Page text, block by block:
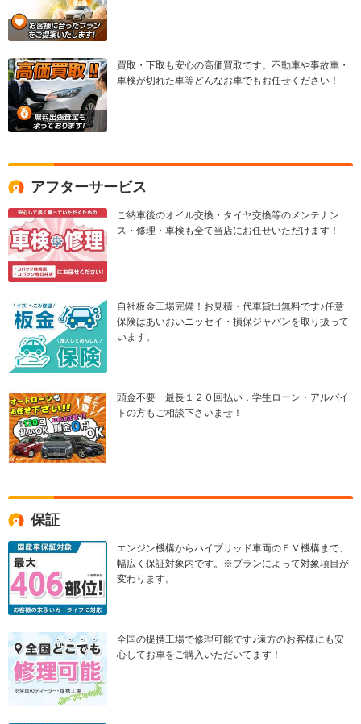
買取・下取も安心の高価買取です。不動車や事故車・
車検が切れた車等どんなお車でもお任せください！
アフターサービス
ご納車後のオイル交換・タイヤ交換等のメンテナン
ス・修理・車検も全て当店にお任せいただけます！
自社板金工場完備！お見積・代車貸出無料です♪任意
保険はあいおいニッセイ・損保ジャパンを取り扱って
います。
頭金不要 最長１２０回払い．学生ローン・アルバイ
トの方もご相談下さいませ！
保証
エンジン機構からハイブリッド車両のＥＶ機構まで、
幅広く保証対象内です。※プランによって対象項目が
変わります。
全国の提携工場で修理可能です♪遠方のお客様にも安
心してお車をご購入いただいてます！